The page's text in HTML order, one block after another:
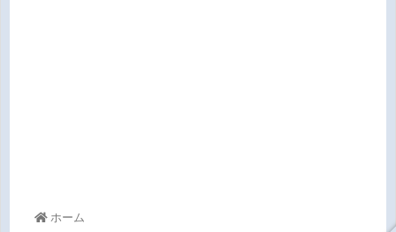
ホーム